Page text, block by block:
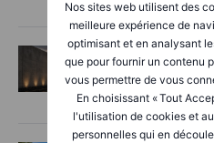
Nos sites web utilisent des
meilleure expérience de
optimisant et en analysant
que pour fournir un contenu
vous permettre de vous
En choisissant « Tout
l'utilisation de cookies et
personnelles qui en
Actions
Rheinmetall
is real, but not